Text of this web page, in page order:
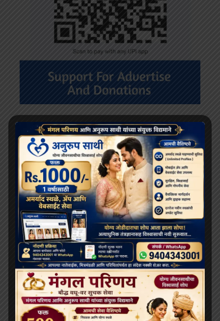
RECENT POSTS
दलाई लामा 91 साल के हो गए हैं; भारत और चीन के बीच बौद्ध धर्म
के भविष्य को लेकर खींचतान चल रही है
भव्य बौद्ध धम्म जुलूस बोमडिला में प्रवेश करता है
‘विकसित भारत 2047’ के लिए बौद्ध मूल्य और आधुनिक विज्ञान
अहम: हिमाचल के राज्यपाल
थाईलैंड के महामहिम राजा ने सड़क दुर्घटना में घायल भिक्षुओं की
देखभाल की जिम्मेदारी ली, शाही संरक्षण में होगा उपचार
दलाई लामा लद्दाख लौटे, भारत के हिमालयी बौद्ध संबंधों को और
मज़बूत किया